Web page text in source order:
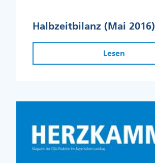
Halbzeitbilanz (Mai 2016)
Lesen